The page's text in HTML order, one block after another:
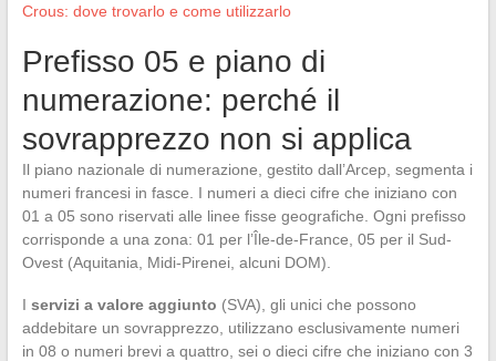
Crous: dove trovarlo e come utilizzarlo
Prefisso 05 e piano di
numerazione: perché il
sovrapprezzo non si applica
Il piano nazionale di numerazione, gestito dall’Arcep, segmenta i
numeri francesi in fasce. I numeri a dieci cifre che iniziano con
01 a 05 sono riservati alle linee fisse geografiche. Ogni prefisso
corrisponde a una zona: 01 per l’Île-de-France, 05 per il Sud-
Ovest (Aquitania, Midi-Pirenei, alcuni DOM).
I servizi a valore aggiunto (SVA), gli unici che possono
addebitare un sovrapprezzo, utilizzano esclusivamente numeri
in 08 o numeri brevi a quattro, sei o dieci cifre che iniziano con 3